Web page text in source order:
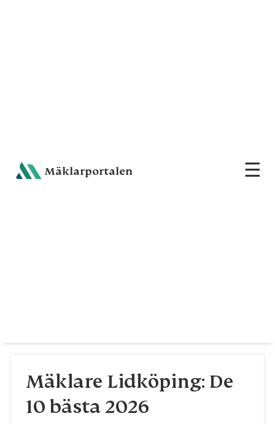
Mäklarportalen ☰
Mäklare Lidköping: De
10 bästa 2026